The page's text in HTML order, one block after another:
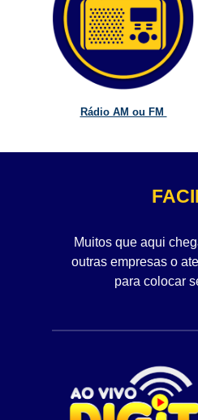
Rádio AM ou FM
Muitos que aqui
outras empresas o
para colocar